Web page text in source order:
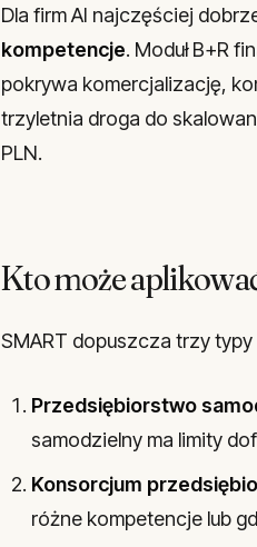
Dla firm AI najczęściej
kompetencje. Moduł B+R
pokrywa komercjalizację,
trzyletnia droga do
PLN.
Kto może
SMART dopuszcza trzy typy
Przedsiębiorstwo
samodzielny ma limity
Konsorcjum
różne kompetencje lub